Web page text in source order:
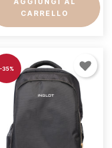
CARRELLO
-35%